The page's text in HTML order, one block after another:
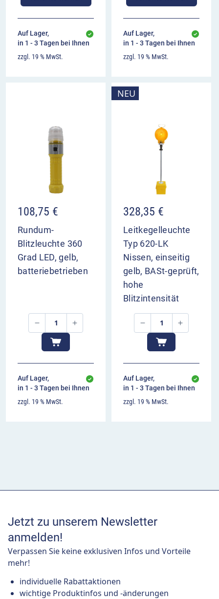
Auf Lager,
in 1 - 3 Tagen bei Ihnen
zzgl. 19 % MwSt.
Auf Lager,
in 1 - 3 Tagen bei Ihnen
zzgl. 19 % MwSt.
108,75 €
Rundum-
Blitzleuchte 360
Grad LED, gelb,
batteriebetrieben
Auf Lager,
in 1 - 3 Tagen bei Ihnen
zzgl. 19 % MwSt.
NEU
328,35 €
Leitkegelleuchte
Typ 620-LK
Nissen, einseitig
gelb, BASt-geprüft,
hohe
Blitzintensität
Auf Lager,
in 1 - 3 Tagen bei Ihnen
zzgl. 19 % MwSt.
Jetzt zu unserem Newsletter
anmelden!
Verpassen Sie keine exklusiven Infos und Vorteile
mehr!
individuelle Rabattaktionen
wichtige Produktinfos und -änderungen